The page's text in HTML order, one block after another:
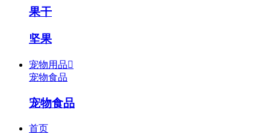
果干
坚果
宠物用品
宠物食品
宠物食品
首页